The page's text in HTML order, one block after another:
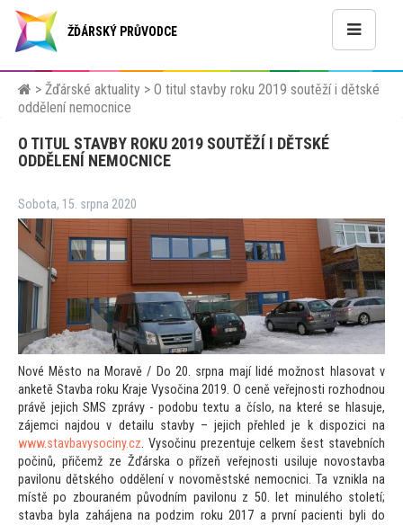
ŽĎÁRSKÝ PRŮVODCE
> Žďárské aktuality > O titul stavby roku 2019 soutěží i dětské
oddělení nemocnice
O TITUL STAVBY ROKU 2019 SOUTĚŽÍ I DĚTSKÉ
ODDĚLENÍ NEMOCNICE
Sobota, 15. srpna 2020
Nové Město na Moravě / Do 20. srpna mají lidé možnost hlasovat v
anketě Stavba roku Kraje Vysočina 2019. O ceně veřejnosti rozhodnou
právě jejich SMS zprávy - podobu textu a číslo, na které se hlasuje,
zájemci najdou v detailu stavby – jejich přehled je k dispozici na
www.stavbavysociny.cz. Vysočinu prezentuje celkem šest stavebních
počinů, přičemž ze Žďárska o přízeň veřejnosti usiluje novostavba
pavilonu dětského oddělení v novoměstské nemocnici. Ta vznikla na
místě po zbouraném původním pavilonu z 50. let minulého století;
stavba byla zahájena na podzim roku 2017 a první pacienti byli do